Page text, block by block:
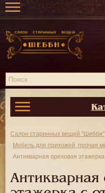
Салон старинных вещей "Шебби"
Мебель для прихожей, прочая
Антикварная ореховая
Антикварная